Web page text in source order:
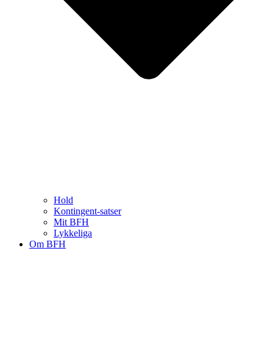
Hold
Kontingent-satser
Mit BFH
Lykkeliga
Om BFH